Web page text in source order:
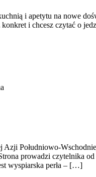
i apetytu na nowe
i chcesz czytać o
Południowo-
prowadzi czytelnika
wyspiarska perła – […]